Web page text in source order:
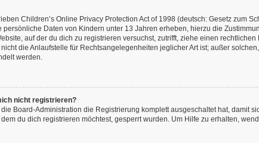
Children’s Online Privacy Protection Act of 1998 (deutsch: Gesetz zum
persönliche Daten von Kindern unter 13 Jahren erheben, hierzu die
auf der du dich zu registrieren versuchst, zutrifft, ziehe einen
die Anlaufstelle für Rechtsangelegenheiten jeglicher Art ist; außer
werden.
nicht registrieren?
die Board-Administration die Registrierung komplett ausgeschaltet hat, damit
dem du dich registrieren möchtest, gesperrt wurden. Um Hilfe zu erhalten,